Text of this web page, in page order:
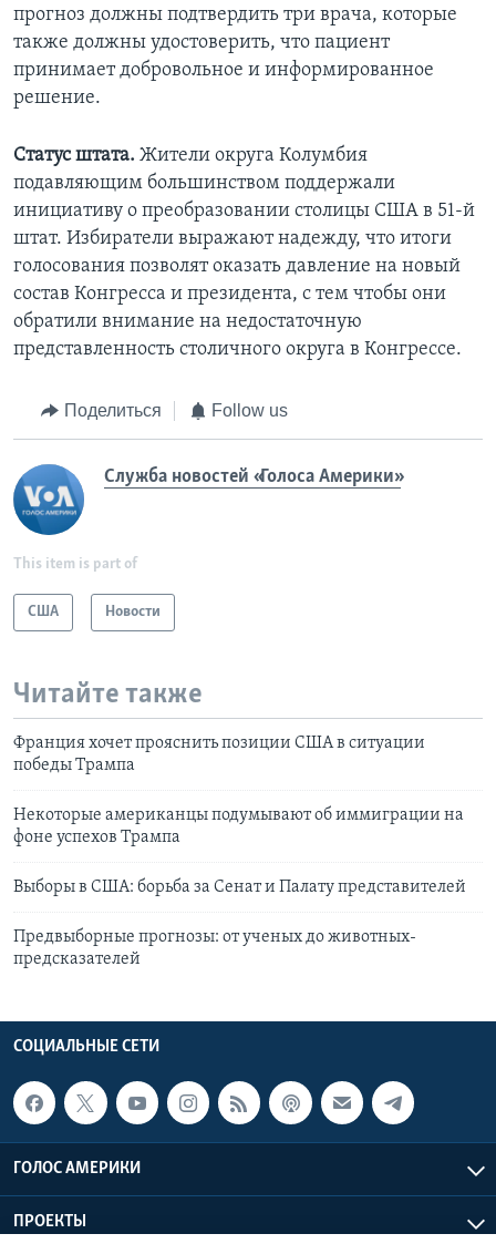
прогноз должны подтвердить три врача, которые
также должны удостоверить, что пациент
принимает добровольное и информированное
решение.
Статус штата. Жители округа Колумбия
подавляющим большинством поддержали
инициативу о преобразовании столицы США в 51-й
штат. Избиратели выражают надежду, что итоги
голосования позволят оказать давление на новый
состав Конгресса и президента, с тем чтобы они
обратили внимание на недостаточную
представленность столичного округа в Конгрессе.
Поделиться Follow us
Служба новостей «Голоса Америки»
This item is part of
США Новости
Читайте также
Франция хочет прояснить позиции США в ситуации
победы Трампа
Некоторые американцы подумывают об иммиграции на
фоне успехов Трампа
Выборы в США: борьба за Сенат и Палату представителей
Предвыборные прогнозы: от ученых до животных-
предсказателей
СОЦИАЛЬНЫЕ СЕТИ
ГОЛОС АМЕРИКИ
ПРОЕКТЫ